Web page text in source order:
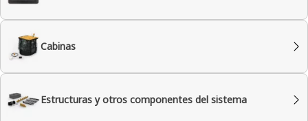
Cabinas
Estructuras y otros componentes del sistema